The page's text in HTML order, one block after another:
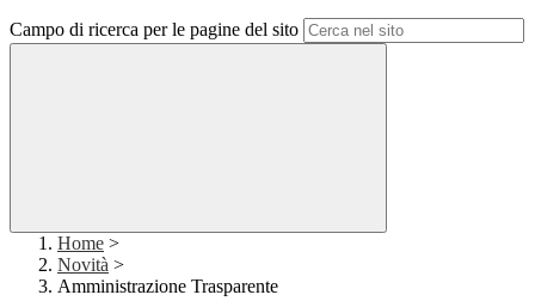
Campo di ricerca per le pagine del sito
Home >
Novità >
Amministrazione Trasparente